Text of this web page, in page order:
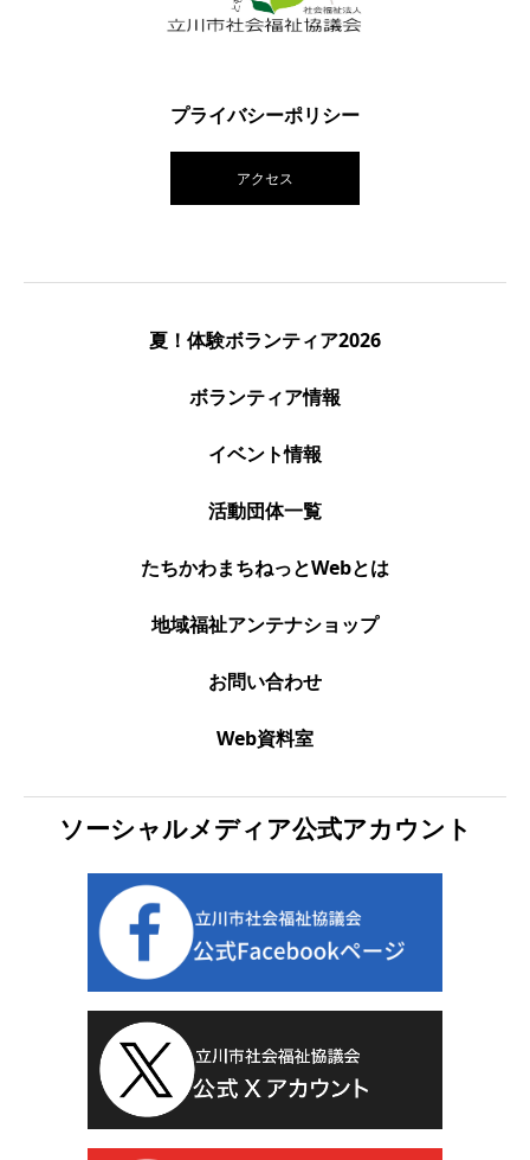
プライバシーポリシー
アクセス
夏！体験ボランティア2026
ボランティア情報
イベント情報
活動団体一覧
たちかわまちねっとWebとは
地域福祉アンテナショップ
お問い合わせ
Web資料室
ソーシャルメディア公式アカウント